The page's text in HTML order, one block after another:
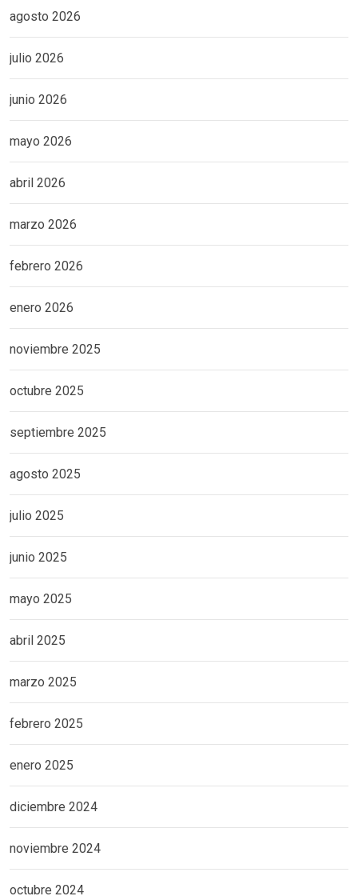
agosto 2026
julio 2026
junio 2026
mayo 2026
abril 2026
marzo 2026
febrero 2026
enero 2026
noviembre 2025
octubre 2025
septiembre 2025
agosto 2025
julio 2025
junio 2025
mayo 2025
abril 2025
marzo 2025
febrero 2025
enero 2025
diciembre 2024
noviembre 2024
octubre 2024